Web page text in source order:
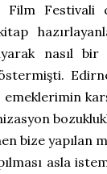
Festivali
nasıl bir
bize yapılan
asla